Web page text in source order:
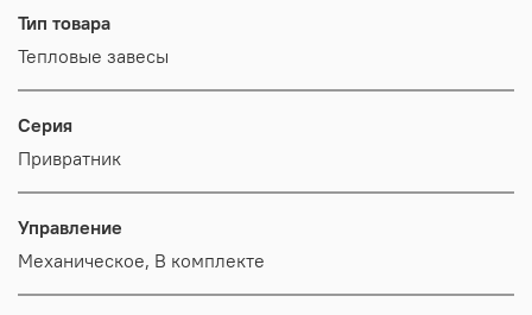
Тип товара
Тепловые завесы
Серия
Привратник
Управление
Механическое, В комплекте